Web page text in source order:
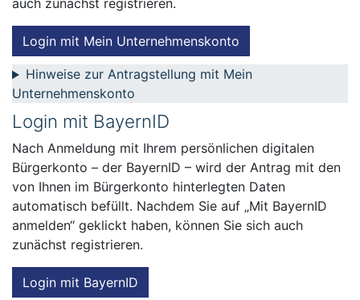
auch zunächst registrieren.
Login mit Mein Unternehmenskonto
Hinweise zur Antragstellung mit Mein
Unternehmenskonto
Login mit BayernID
Nach Anmeldung mit Ihrem persönlichen digitalen
Bürgerkonto – der BayernID – wird der Antrag mit den
von Ihnen im Bürgerkonto hinterlegten Daten
automatisch befüllt. Nachdem Sie auf „Mit BayernID
anmelden“ geklickt haben, können Sie sich auch
zunächst registrieren.
Login mit BayernID